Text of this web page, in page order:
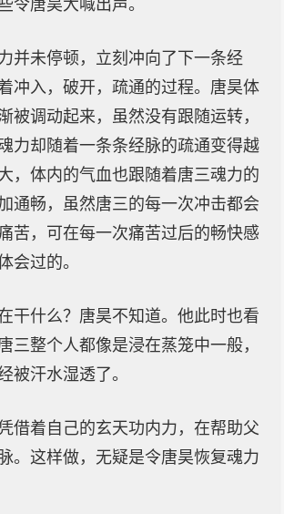
令唐昊大喊出声。
并未停顿，立刻冲向了下一条经
冲入，破开，疏通的过程。唐昊体
被调动起来，虽然没有跟随运转，
力却随着一条条经脉的疏通变得越
，体内的气血也跟随着唐三魂力的
通畅，虽然唐三的每一次冲击都会
苦，可在每一次痛苦过后的畅快感
会过的。
干什么？唐昊不知道。他此时也看
三整个人都像是浸在蒸笼中一般，
被汗水湿透了。
借着自己的玄天功内力，在帮助父
。这样做，无疑是令唐昊恢复魂力